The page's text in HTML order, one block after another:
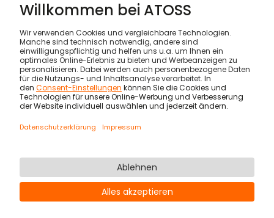
Warum ATOSS? Customer Services
Impressum AGB AVV Sicherheit
Rechtliche Hinweise
Karriere
© ATOSS Software SE